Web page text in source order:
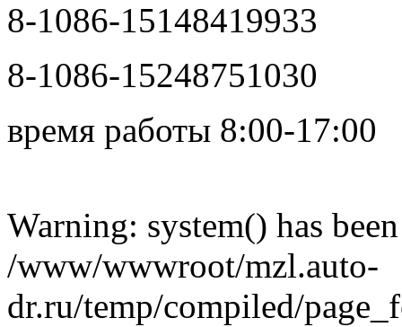
8-1086-15148419933
8-1086-15248751030
время работы 8:00-17:00
Warning: system() has
/www/wwwroot/mzl.auto-
dr.ru/temp/compiled/